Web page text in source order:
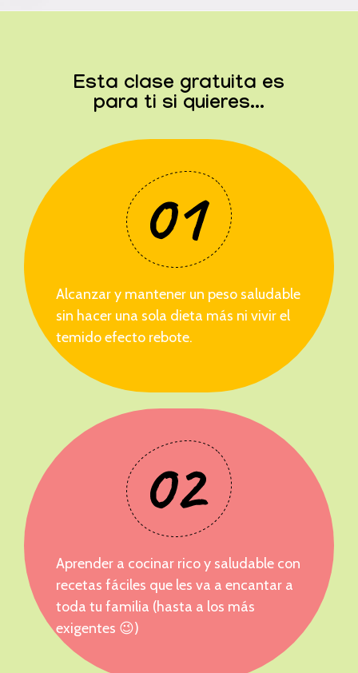
Esta clase gratuita es
para ti si quieres...
Alcanzar y mantener un peso saludable
sin hacer una sola dieta más ni vivir el
temido efecto rebote.
Aprender a cocinar rico y saludable con
recetas fáciles que les va a encantar a
toda tu familia (hasta a los más
exigentes 😉)